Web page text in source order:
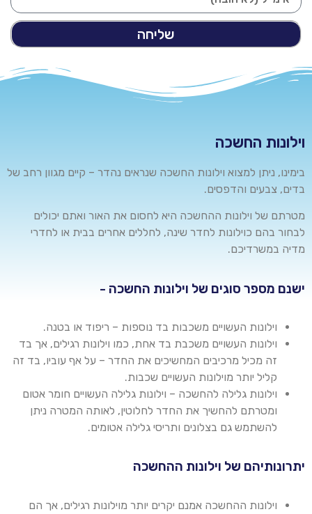
שליחה
וילונות החשכה
בימינו, ניתן למצוא וילונות החשכה שנראים נהדר – קיים מגוון רחב של
בדים, צבעים והדפסים.
מטרתם של וילונות ההחשכה היא לחסום את האור ואתם יכולים
לבחור בהם כוילונות לחדר שינה, לחללים אחרים בבית או לחדרי
מדיה במשרדיכם.
ישנם מספר סוגים של וילונות החשכה -
וילונות העשויים משכבות בד נוספות – ריפוד או בטנה.
וילונות העשויים משכבת בד אחת, כמו וילונות רגילים, אך בד
זה מכיל מרכיבים המחשיכים את החדר – על אף עוביו, בד זה
קליל יותר מוילונות העשויים שכבות.
וילונות גלילה להחשכה – וילונות גלילה העשויים חומר אטום
ומטרתם להחשיך את החדר לחלוטין, לאותה המטרה ניתן
להשתמש גם בצלונים ותריסי גלילה אטומים.
יתרונותיהם של וילונות ההחשכה
וילונות ההחשכה אמנם יקרים יותר מוילונות רגילים, אך הם